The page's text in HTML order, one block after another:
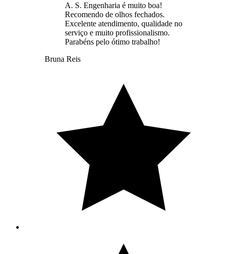
A. S. Engenharia é muito boa!
Recomendo de olhos fechados.
Excelente atendimento, qualidade no
serviço e muito profissionalismo.
Parabéns pelo ótimo trabalho!
Bruna Reis